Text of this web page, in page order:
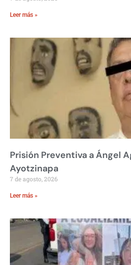
Leer más »
Prisión Preventiva a Ángel
Ayotzinapa
7 de agosto, 2026
Leer más »